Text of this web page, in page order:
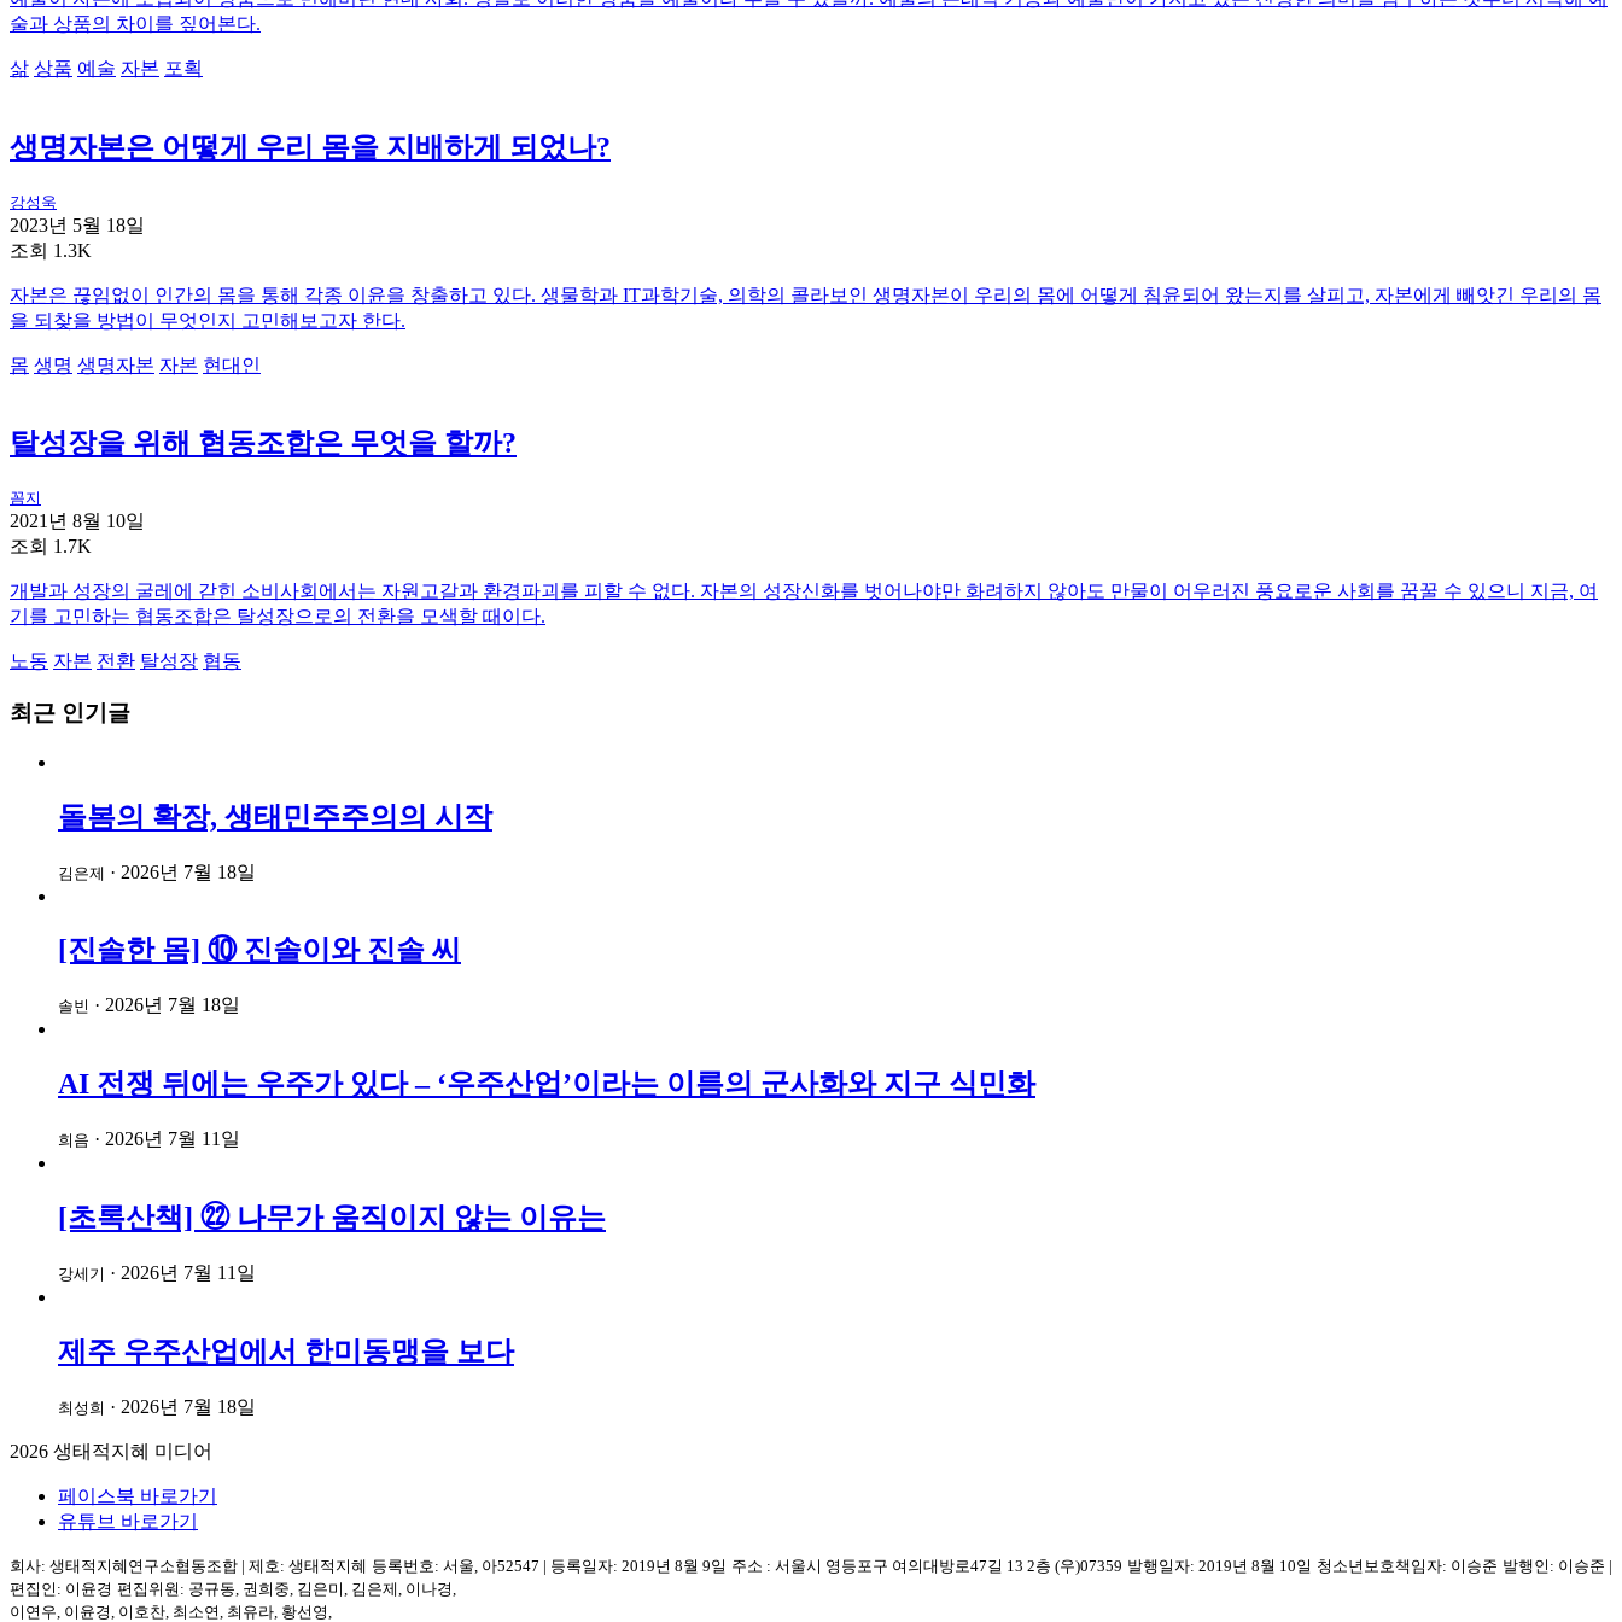
술과 상품의 차이를 짚어본다.
삶 상품 예술 자본 포획
생명자본은 어떻게 우리 몸을 지배하게 되었나?
강성욱
2023년 5월 18일
조회 1.3K
자본은 끊임없이 인간의 몸을 통해 각종 이윤을 창출하고 있다. 생물학과 IT과학기술, 의학의 콜라보인 생명자본이 우리의 몸에 어떻게 침윤되어 왔는지를 살피고, 자본에게 빼앗긴 우리의 몸
을 되찾을 방법이 무엇인지 고민해보고자 한다.
몸 생명 생명자본 자본 현대인
탈성장을 위해 협동조합은 무엇을 할까?
꼼지
2021년 8월 10일
조회 1.7K
개발과 성장의 굴레에 갇힌 소비사회에서는 자원고갈과 환경파괴를 피할 수 없다. 자본의 성장신화를 벗어나야만 화려하지 않아도 만물이 어우러진 풍요로운 사회를 꿈꿀 수 있으니 지금, 여
기를 고민하는 협동조합은 탈성장으로의 전환을 모색할 때이다.
노동 자본 전환 탈성장 협동
최근 인기글
돌봄의 확장, 생태민주주의의 시작
김은제 · 2026년 7월 18일
[진솔한 몸] ⑩ 진솔이와 진솔 씨
솔빈 · 2026년 7월 18일
AI 전쟁 뒤에는 우주가 있다 – ‘우주산업’이라는 이름의 군사화와 지구 식민화
희음 · 2026년 7월 11일
[초록산책] ㉒ 나무가 움직이지 않는 이유는
강세기 · 2026년 7월 11일
제주 우주산업에서 한미동맹을 보다
최성희 · 2026년 7월 18일
2026 생태적지혜 미디어
페이스북 바로가기
유튜브 바로가기
회사: 생태적지혜연구소협동조합 | 제호: 생태적지혜 등록번호: 서울, 아52547 | 등록일자: 2019년 8월 9일 주소 : 서울시 영등포구 여의대방로47길 13 2층 (우)07359 발행일자: 2019년 8월 10일 청소년보호책임자: 이승준 발행인: 이승준 |
편집인: 이윤경 편집위원: 공규동, 권희중, 김은미, 김은제, 이나경,
이연우, 이윤경, 이호찬, 최소연, 최유라, 황선영,